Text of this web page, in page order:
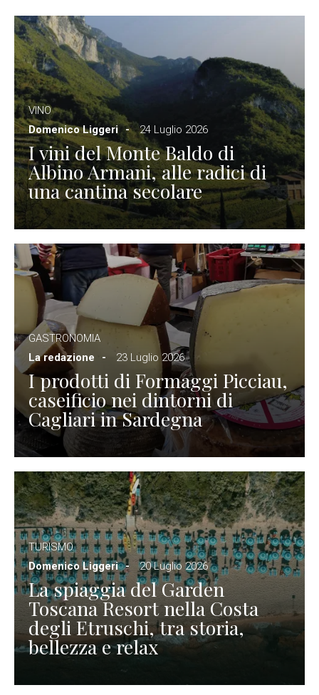
VINO
Domenico Liggeri
24 Luglio 2026
I vini del Monte Baldo di
Albino Armani, alle radici di
una cantina secolare
GASTRONOMIA
La redazione
23 Luglio 2026
I prodotti di Formaggi Picciau,
caseificio nei dintorni di
Cagliari in Sardegna
TURISMO
Domenico Liggeri
20 Luglio 2026
La spiaggia del Garden
Toscana Resort nella Costa
degli Etruschi, tra storia,
bellezza e relax